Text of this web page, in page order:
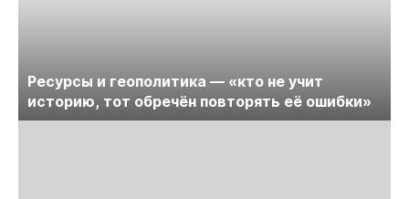
Ресурсы и геополитика — «кто не учит
историю, тот обречён повторять её ошибки»